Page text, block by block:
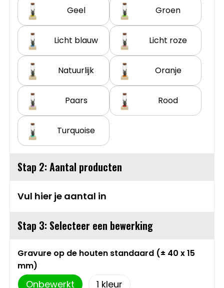
Sweaters
T-Shirts
Vesten
Schoenen
Gilets
Matrozentassen
Opbergtassen
Opvouwbare tassen
Papieren tassen
Picknicktassen en manden
Reistassen
Reistassensets
Rugzakken
Schoudertassen
Sporttassen
Strandtassen
Geel Groen
Licht blauw Licht roze
Natuurlijk Oranje
Paars Rood
Turquoise
Stap 2: Aantal producten
Vul hier je aantal in
Stap 3: Selecteer een bewerking
Gravure op de houten standaard (± 40 x 15
mm)
Onbewerkt 1